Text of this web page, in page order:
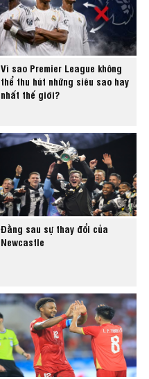
Vì sao Premier League không
thể thu hút những siêu sao hay
nhất thế giới?
Đằng sau sự thay đổi của
Newcastle